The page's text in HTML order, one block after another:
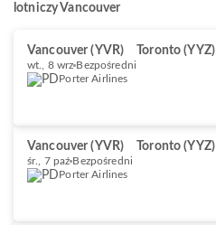
lotniczy Vancouver
Vancouver (YVR) Toronto (YYZ)
wt., 8 wrz Bezpośredni
Porter Airlines
Vancouver (YVR) Toronto (YYZ)
śr., 7 paź Bezpośredni
Porter Airlines